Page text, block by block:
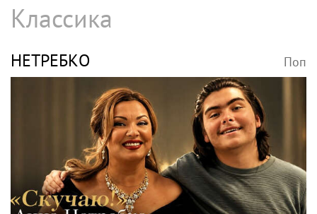
Классика
НЕТРЕБКО Поп